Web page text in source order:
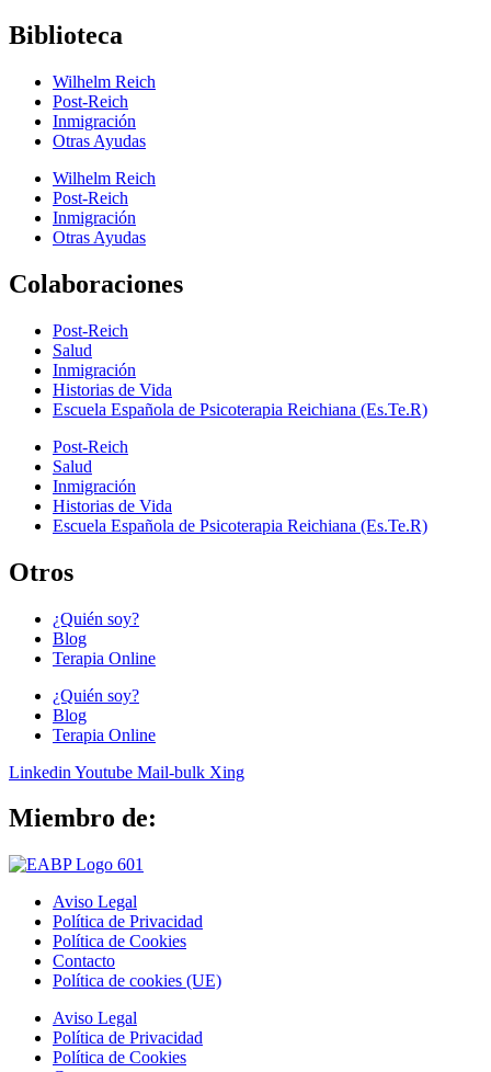
Biblioteca
Wilhelm Reich
Post-Reich
Inmigración
Otras Ayudas
Wilhelm Reich
Post-Reich
Inmigración
Otras Ayudas
Colaboraciones
Post-Reich
Salud
Inmigración
Historias de Vida
Escuela Española de Psicoterapia Reichiana (Es.Te.R)
Post-Reich
Salud
Inmigración
Historias de Vida
Escuela Española de Psicoterapia Reichiana (Es.Te.R)
Otros
¿Quién soy?
Blog
Terapia Online
¿Quién soy?
Blog
Terapia Online
Linkedin Youtube Mail-bulk Xing
Miembro de:
Aviso Legal
Política de Privacidad
Política de Cookies
Contacto
Política de cookies (UE)
Aviso Legal
Política de Privacidad
Política de Cookies